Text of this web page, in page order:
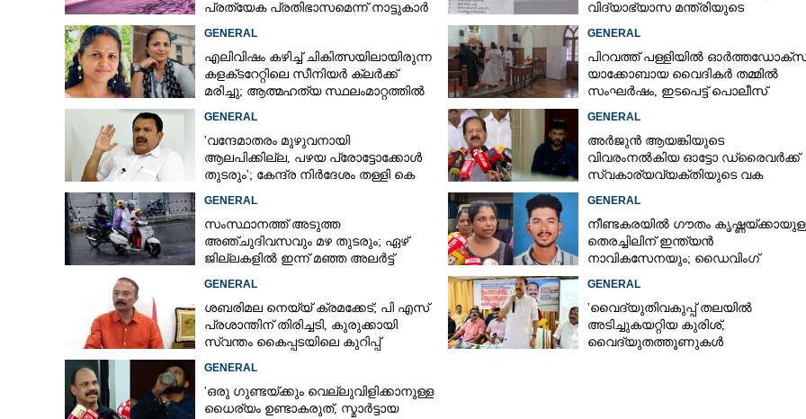
പ്രത്യേക പ്രതിഭാസമെന്ന് നാട്ടുകാർ
വിദ്യാഭ്യാസ മന്ത്രിയുടെ
GENERAL
എലിവിഷം കഴിച്ച് ചികിത്സയിലായിരുന്ന
കളക്‌ടറേറ്റിലെ സീനിയർ ക്ലർക്ക്
മരിച്ചു; ആത്മഹത്യ സ്ഥലംമാറ്റത്തിൽ
GENERAL
പിറവത്ത് പള്ളിയിൽ
യാക്കോബായ വൈദികർ തമ്മിൽ
സംഘർഷം, ഇടപെട്ട് പൊലീസ്
GENERAL
'വന്ദേമാതരം മുഴുവനായി
ആലപിക്കില്ല, പഴയ പ്രോട്ടോക്കോൾ
തുടരും'; കേന്ദ്ര നിർദേശം തള്ളി കെ
GENERAL
അർജുൻ ആയങ്കിയുടെ
വിവരംനൽകിയ ഓട്ടോ ഡ്രൈവർക്ക്
സ്വകാര്യവ്യക്തിയുടെ വക
GENERAL
സംസ്ഥാനത്ത് അടുത്ത
അ‌ഞ്ചുദിവസവും മഴ തുടരും; ഏഴ്
ജില്ലകളിൽ ഇന്ന് മഞ്ഞ അലർട്ട്
GENERAL
നീണ്ടകരയിൽ ഗൗതം
തെരച്ചിലിന് ഇന്ത്യൻ
നാവികസേനയും; ഡൈവിംഗ്
GENERAL
ശബരിമല നെയ്യ് ക്രമക്കേട്; പി എസ്
പ്രശാന്തിന് തിരിച്ചടി, കുരുക്കായി
സ്വന്തം കൈപ്പടയിലെ കുറിപ്പ്
GENERAL
'വൈദ്യുതിവകുപ്പ് തലയിൽ
അടിച്ചുകയറ്റിയ കുരിശ്‌,
വൈദ്യുതത്തൂണുകൾ
GENERAL
'ഒരു ഗുണ്ടയ്ക്കും വെല്ലുവിളിക്കാനുള്ള
ധൈര്യം ഉണ്ടാകരുത്, സ്മാർട്ടായ